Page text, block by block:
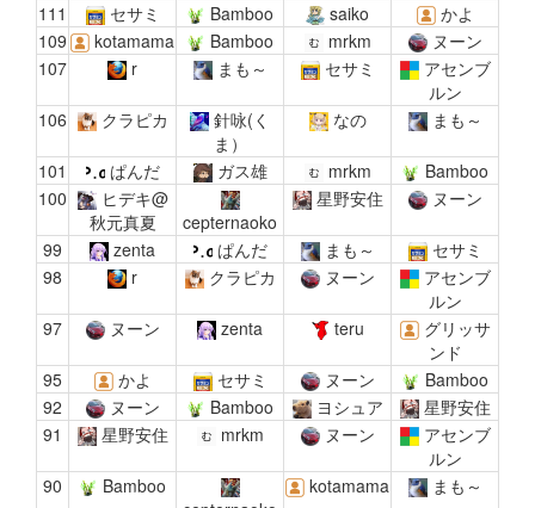
111 セサミ Bamboo saiko
かよ
109
kotamama Bamboo mrkm
ヌーン
107
r まも～ セサミ
アセンブ
ルン
106
クラピカ
針咏(く
ま）
なの まも～
101 ぱんだ ガス雄 mrkm
Bamboo
100
ヒデキ@
秋元真夏
cepternaoko
星野安住 ヌーン
99 zenta ぱんだ まも～
セサミ
98
r クラピカ ヌーン
アセンブ
ルン
97
ヌーン zenta teru
グリッサ
ンド
95
かよ セサミ ヌーン
Bamboo
92
ヌーン Bamboo ヨシュア
星野安住
91
星野安住 mrkm ヌーン
アセンブ
ルン
90
Bamboo
kotamama まも～